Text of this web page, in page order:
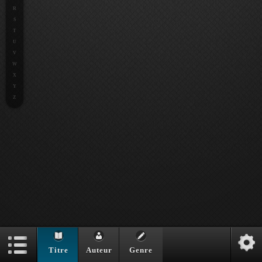
R
S
T
U
V
W
X
Y
Z
Titre Auteur Genre